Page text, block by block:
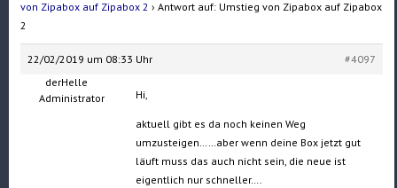
von Zipabox auf Zipabox 2 › Antwort auf: Umstieg von Zipabox auf Zipabox
2
22/02/2019 um 08:33 Uhr
#4097
derHelle
Administrator
Hi,
aktuell gibt es da noch keinen Weg
umzusteigen……aber wenn deine Box jetzt gut
läuft muss das auch nicht sein, die neue ist
eigentlich nur schneller….